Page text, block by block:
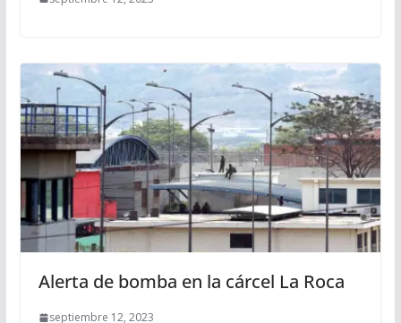
Alerta de bomba en la cárcel La Roca
septiembre 12, 2023